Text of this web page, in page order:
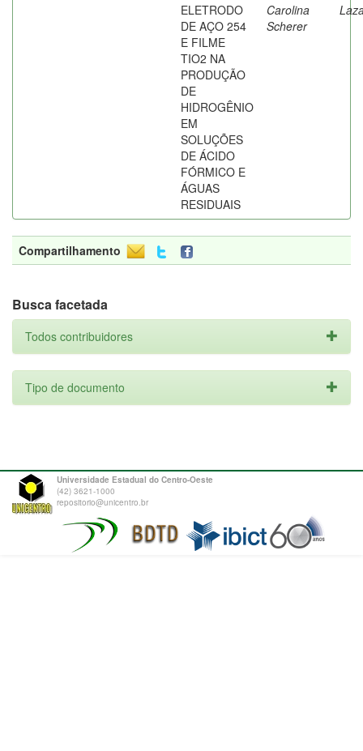
ELETRODO
DE AÇO 254
E FILME
TIO2 NA
PRODUÇÃO
DE
HIDROGÊNIO
EM
SOLUÇÕES
DE ÁCIDO
FÓRMICO E
ÁGUAS
RESIDUAIS
Carolina
Scherer
Compartilhamento
Busca facetada
Todos contribuidores
Tipo de documento
Universidade Estadual do Centro-Oeste
(42) 3621-1000
repositorio@unicentro.br